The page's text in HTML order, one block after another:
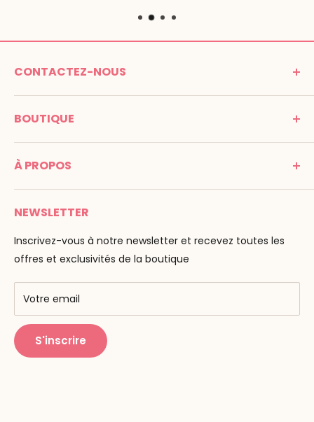
CONTACTEZ-NOUS
MONTESSORI SPIRIT
Promenade Jean Dalba
Tél : 05 53 61 21 26
Email :info@montessori-spirit.com
BOUTIQUE
C G V
Mentions légales
Paiement
Livraison
F.A.Q
À PROPOS
Montessori Spirit
Maria Montessori
La pédagogie
Nos marques
Centres de formation
Public Montessori
NEWSLETTER
Inscrivez-vous à notre newsletter et recevez toutes les
offres et exclusivités de la boutique
Votre email
S'inscrire